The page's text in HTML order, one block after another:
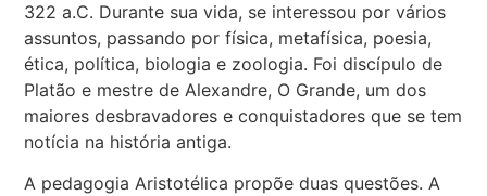
322 a.C. Durante sua vida, se interessou por vários
assuntos, passando por física, metafísica, poesia,
ética, política, biologia e zoologia. Foi discípulo de
Platão e mestre de Alexandre, O Grande, um dos
maiores desbravadores e conquistadores que se tem
notícia na história antiga.
A pedagogia Aristotélica propõe duas questões. A